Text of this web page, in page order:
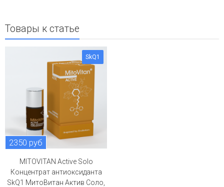
Товары к статье
SkQ1
2350 руб
MITOVITAN Active Solo
Концентрат антиоксиданта
SkQ1 МитоВитан Актив Соло,